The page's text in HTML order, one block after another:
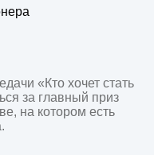
«Кто хочет стать
за главный приз
на котором есть